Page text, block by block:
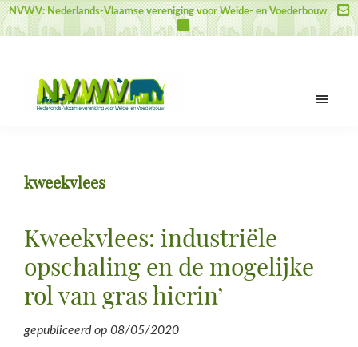
Door
naar
inhoud
Spring
naar
sidebar
Spring
naar
NVWV: Nederlands-Vlaamse vereniging voor Weide- en Voederbouw
voor
en
Voederbouw
kweekvlees
Kweekvlees: industriële
opschaling en de mogelijke
rol van gras hierin’
gepubliceerd op 08/05/2020